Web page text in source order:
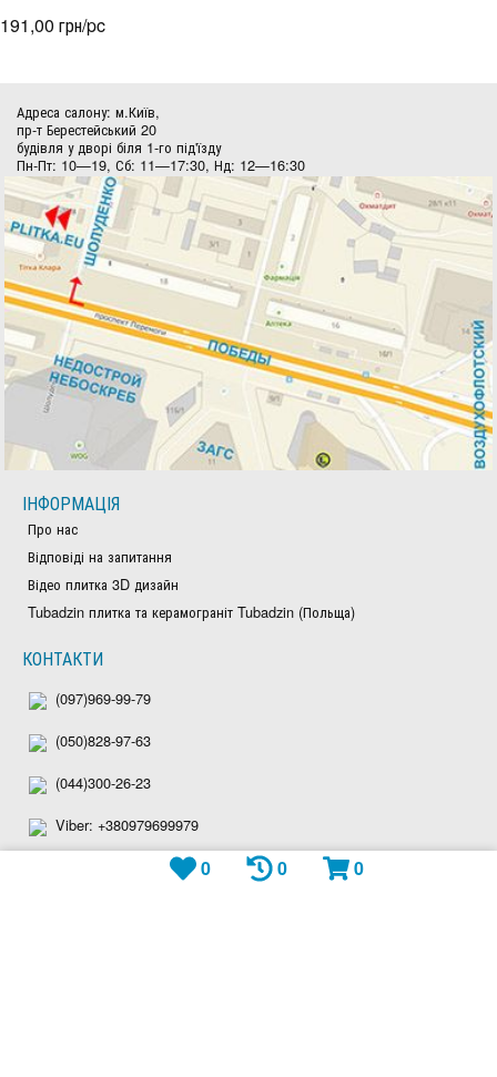
191,00 грн/pc
Адреса салону: м.Київ,
пр-т Берестейський 20
будівля у дворі біля 1-го під'їзду
Пн-Пт: 10—19, Сб: 11—17:30, Нд: 12—16:30
ІНФОРМАЦІЯ
Про нас
Відповіді на запитання
Відео плитка 3D дизайн
Tubadzin плитка та керамограніт Tubadzin (Польща)
КОНТАКТИ
(097)969-99-79
(050)828-97-63
(044)300-26-23
Viber: +380979699979
Telegram: plitka_eu
0 0 0